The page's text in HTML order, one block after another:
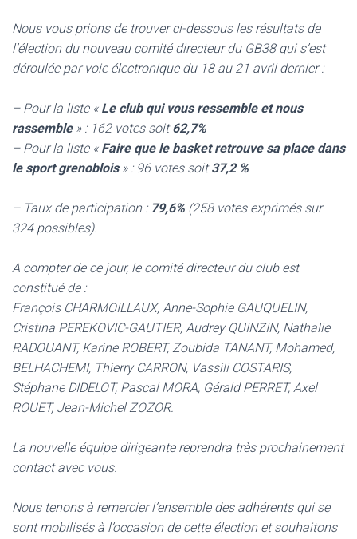
Nous vous prions de trouver ci-dessous les résultats de
l’élection du nouveau comité directeur du GB38 qui s’est
déroulée par voie électronique du 18 au 21 avril dernier :
– Pour la liste « Le club qui vous ressemble et nous
rassemble» : 162 votes soit62,7%
– Pour la liste « Faire que le basket retrouve sa place dans
le sport grenoblois » : 96 votes soit37,2 %
– Taux de participation : 79,6% (258 votes exprimés sur
324 possibles).
A compter de ce jour, le comité directeur du club est
constitué de :
François CHARMOILLAUX, Anne-Sophie GAUQUELIN,
Cristina PEREKOVIC-GAUTIER, Audrey QUINZIN, Nathalie
RADOUANT, Karine ROBERT, Zoubida TANANT, Mohamed,
BELHACHEMI, Thierry CARRON, Vassili COSTARIS,
Stéphane DIDELOT, Pascal MORA, Gérald PERRET, Axel
ROUET, Jean-Michel ZOZOR.
La nouvelle équipe dirigeante reprendra très prochainement
contact avec vous.
Nous tenons à remercier l’ensemble des adhérents qui se
sont mobilisés à l’occasion de cette élection et souhaitons